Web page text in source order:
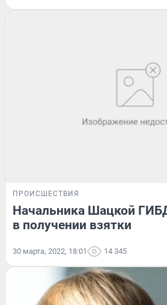
ПРОИСШЕСТВИЯ
Начальника Шацкой
в получении взятки
30 марта, 2022, 18:01 14 345